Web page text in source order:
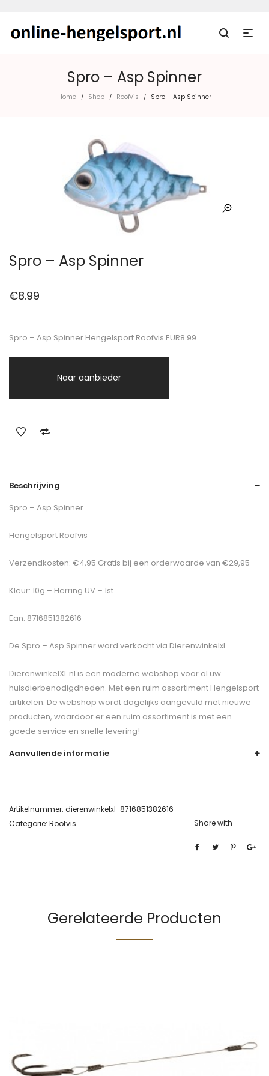
Spro – Asp Spinner
Home / Shop / Roofvis / Spro – Asp Spinner
Spro – Asp Spinner
€8.99
Spro – Asp Spinner Hengelsport Roofvis EUR8.99
Naar aanbieder
Beschrijving
Spro – Asp Spinner
Hengelsport Roofvis
Verzendkosten: €4,95 Gratis bij een orderwaarde van €29,95
Kleur: 10g – Herring UV – 1st
Ean: 8716851382616
De Spro – Asp Spinnerword verkocht via Dierenwinkelxl
DierenwinkelXL.nl is een moderne webshop voor al uw
huisdierbenodigdheden. Met een ruim assortiment Hengelsport
artikelen. De webshop wordt dagelijks aangevuld met nieuwe
producten, waardoor er een ruim assortiment is met een
goede service en snelle levering!
Aanvullende informatie
Artikelnummer: dierenwinkelxl-8716851382616
Categorie: Roofvis Share with
Gerelateerde Producten